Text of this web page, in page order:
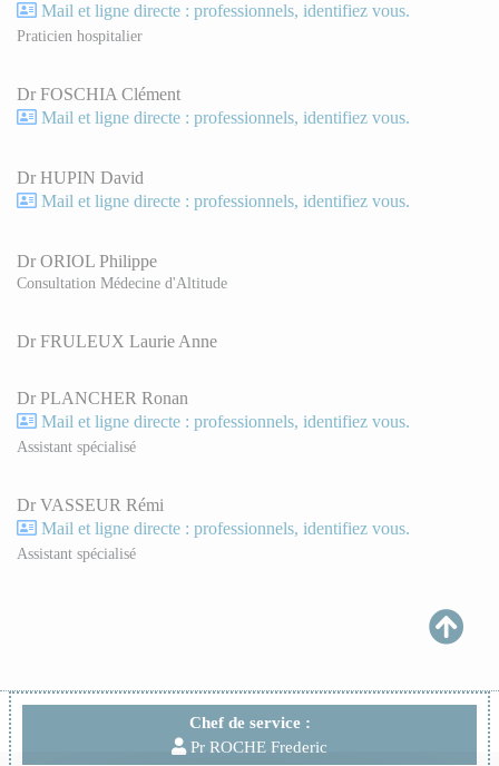
Chef de service :
Pr ROCHE Frederic
Mail et ligne directe : professionnels, identifiez vous.
Praticien hospitalier
Dr FOSCHIA Clément
Mail et ligne directe : professionnels, identifiez vous.
Dr HUPIN David
Mail et ligne directe : professionnels, identifiez vous.
Dr ORIOL Philippe
Consultation Médecine d'Altitude
Dr FRULEUX Laurie Anne
Dr PLANCHER Ronan
Mail et ligne directe : professionnels, identifiez vous.
Assistant spécialisé
Dr VASSEUR Rémi
Mail et ligne directe : professionnels, identifiez vous.
Assistant spécialisé